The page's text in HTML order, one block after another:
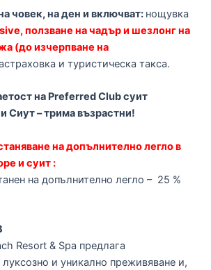
човек, на ден и включват: нощувка
,ползване на чадър и шезлонг на
(до изчерпване на
и туристическа такса.
на Preferred Club суит
Сиут – трима възрастни!
на допълнително легло в
и суит :
на допълнително легло – 25 %
Resort & Spa предлага
и уникално преживяване и,